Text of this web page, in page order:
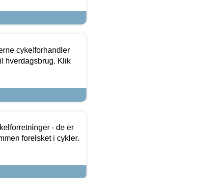
cykelforhandler
hverdagsbrug. Klik
- de er
forelsket i cykler.